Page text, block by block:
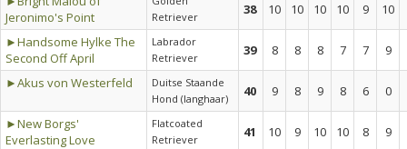
Jeronimo's Point
Retriever
38 10 10 10 10 9
10
►Handsome Hylke The
Second Off April
Labrador
Retriever
39 8 8 8 7 7
9
►Akus von Westerfeld
Duitse Staande
Hond (langhaar)
40 9 8 9 8 6
0
►New Borgs'
Everlasting Love
Flatcoated
Retriever
41 10 9 10 10 8
9